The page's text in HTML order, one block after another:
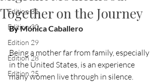
Edition 31
Edition 30
Edition 29
Edition 28
Edition 25
Together on the Journey
By Mónica Caballero
Being a mother far from family, especially
in the United States, is an experience
many women live through in silence.